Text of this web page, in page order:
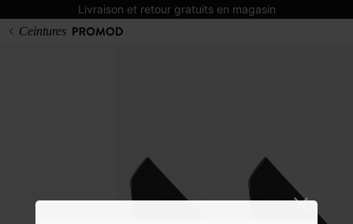
Livraison et retour gratuits en magasin
Ceintures